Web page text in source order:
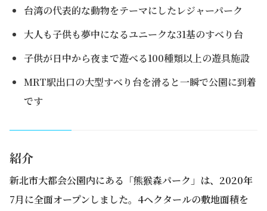
台湾の代表的な動物をテーマにしたレジャーパーク
大人も子供も夢中になるユニークな31基のすべり台
子供が日中から夜まで遊べる100種類以上の遊具施設
MRT駅出口の大型すべり台を滑ると一瞬で公園に到着
です
紹介
新北市大都会公園内にある「熊猴森パーク」は、2020年
7月に全面オープンしました。4ヘクタールの敷地面積を